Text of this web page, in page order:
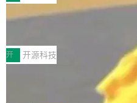
ENT，实现零拷贝传输性能提升
传输性能最高提升5倍。UCL-
于自研UCL-Engine通信引擎，
持续开源更多基于UCL-Engine
件。 腾讯网平团队在UCL-
个独立于业务线程的全局通信引
开源 AI 编程平台 CoStrict 应用”
创新与落地成效成功入选。 全链
助力企业AI研发安全落地 当前，
经开始引入 AI Coding 工具，通
型或企业内部部署模型提升研发
Coding 从个人辅助工具逐步走
级应用，企业在规模化落地过程
深信服AI算力网关入选工信部
前不久，工业和信息化部正式发
智能应用典型案例名单》，集中
各领域的应用成果，覆盖技术底
产品应用、支撑保障、专题等五
AI算力网关（AI创新平台）成功
开 开源科技
Jeff Dean 离开 Google：一
束，一个实验室的开始
Google 员工编号 20。